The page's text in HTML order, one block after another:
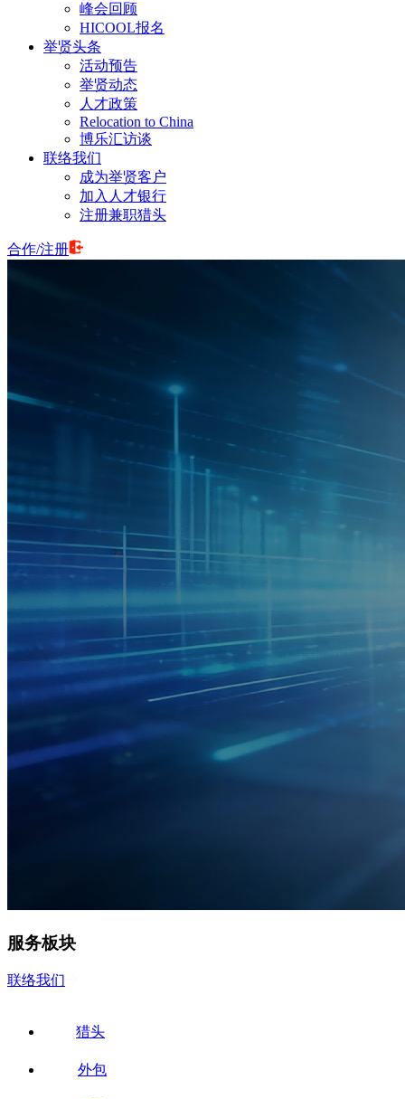
峰会回顾
HICOOL报名
举贤头条
活动预告
举贤动态
人才政策
Relocation to China
博乐汇访谈
联络我们
成为举贤客户
加入人才银行
注册兼职猎头
合作/注册
服务板块
联络我们
猎头
外包